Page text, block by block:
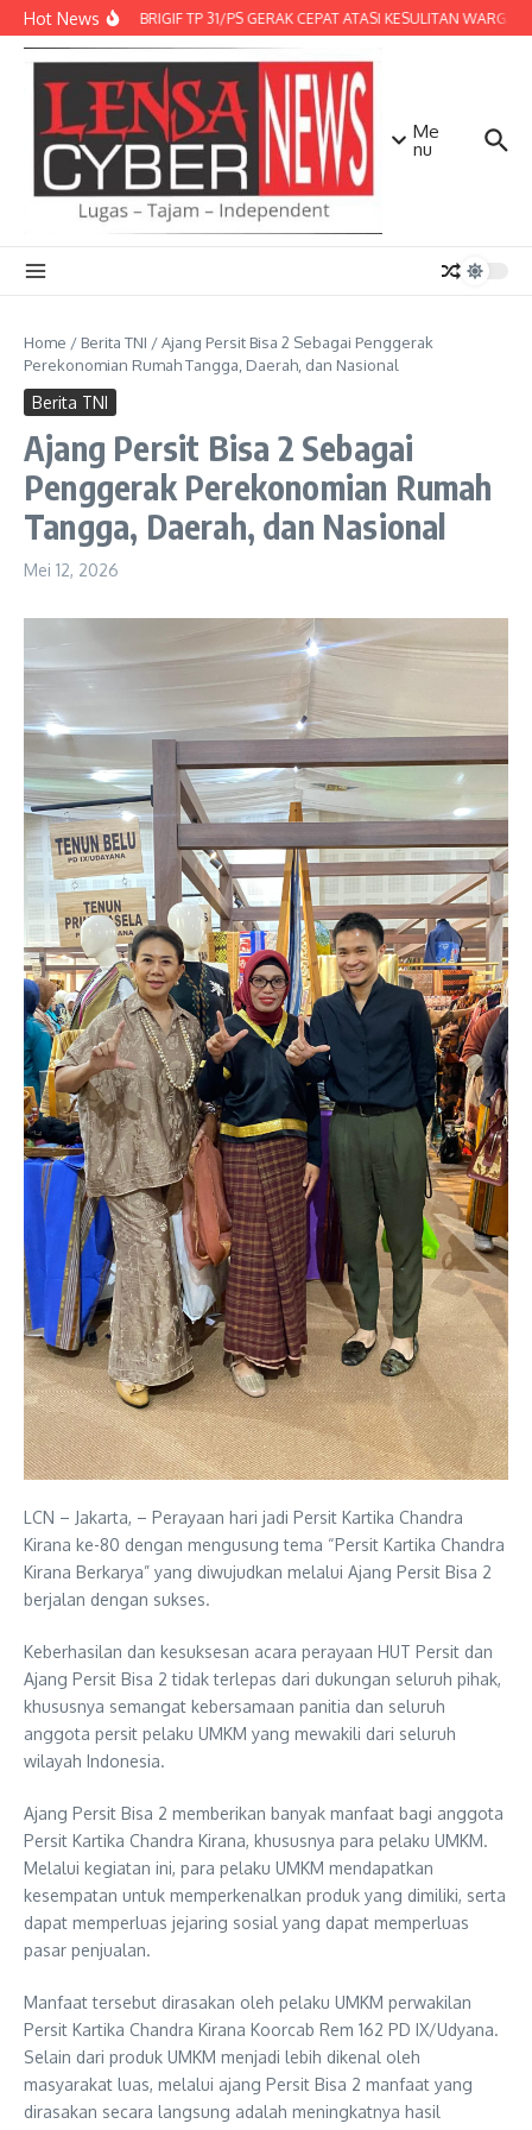
Lewati ke konten
Hot NewsDENMA BRIGIF TP 31/PS GERAK CEPAT ATASI KESULITAN WARGA,
Me
nu
Home / Berita TNI /Ajang Persit Bisa 2 Sebagai Penggerak
Perekonomian Rumah Tangga, Daerah, dan Nasional
Berita TNI
Ajang Persit Bisa 2 Sebagai
Penggerak Perekonomian Rumah
Tangga, Daerah, dan Nasional
Mei 12, 2026
LCN – Jakarta, – Perayaan hari jadi Persit Kartika Chandra
Kirana ke-80 dengan mengusung tema “Persit Kartika Chandra
Kirana Berkarya” yang diwujudkan melalui Ajang Persit Bisa 2
berjalan dengan sukses.
Keberhasilan dan kesuksesan acara perayaan HUT Persit dan
Ajang Persit Bisa 2 tidak terlepas dari dukungan seluruh pihak,
khususnya semangat kebersamaan panitia dan seluruh
anggota persit pelaku UMKM yang mewakili dari seluruh
wilayah Indonesia.
Ajang Persit Bisa 2 memberikan banyak manfaat bagi anggota
Persit Kartika Chandra Kirana, khususnya para pelaku UMKM.
Melalui kegiatan ini, para pelaku UMKM mendapatkan
kesempatan untuk memperkenalkan produk yang dimiliki, serta
dapat memperluas jejaring sosial yang dapat memperluas
pasar penjualan.
Manfaat tersebut dirasakan oleh pelaku UMKM perwakilan
Persit Kartika Chandra Kirana Koorcab Rem 162 PD IX/Udyana.
Selain dari produk UMKM menjadi lebih dikenal oleh
masyarakat luas, melalui ajang Persit Bisa 2 manfaat yang
dirasakan secara langsung adalah meningkatnya hasil